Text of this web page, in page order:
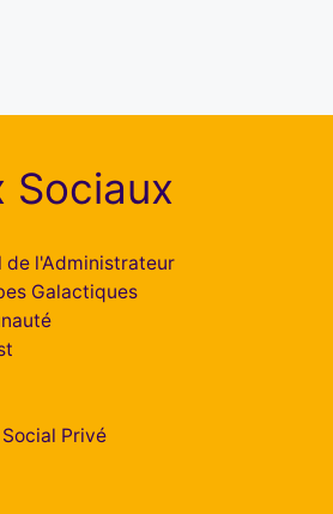
Sociaux
de l'Administrateur
Galactiques
Privé